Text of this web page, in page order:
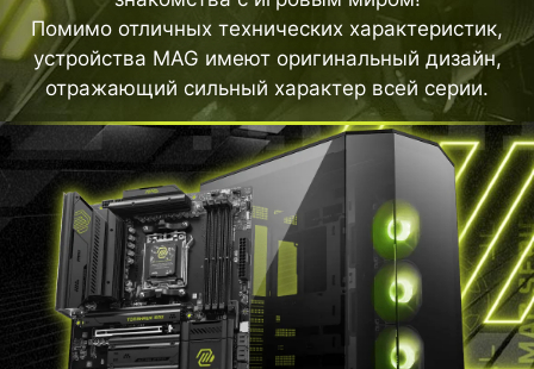
Помимо отличных технических характеристик,
устройства MAG имеют оригинальный дизайн,
отражающий сильный характер всей серии.